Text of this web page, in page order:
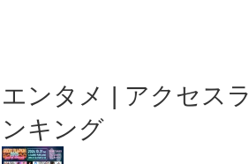
エンタメ | アクセスラ
ンキング